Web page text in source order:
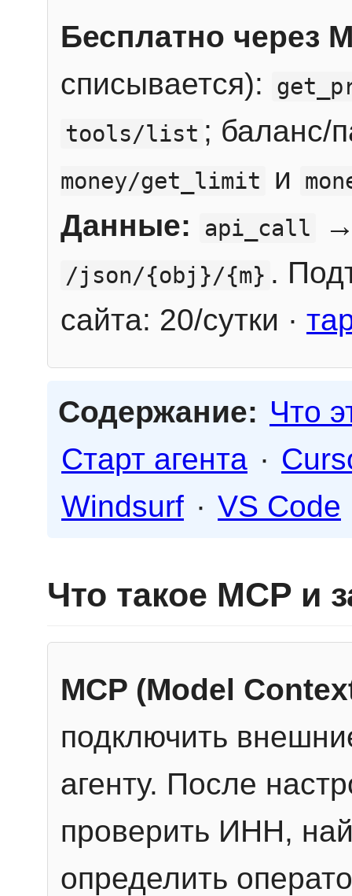
Бесплатно через
списывается):
tools/list ; баланс/
money/get_limit и
Данные: api_call
/json/{obj}/{m} .
сайта: 20/сутки ·
Содержание: Что
Старт агента ·
Windsurf · VS Code
Что такое MCP и
MCP (Model
подключить
агенту. После
проверить ИНН,
определить